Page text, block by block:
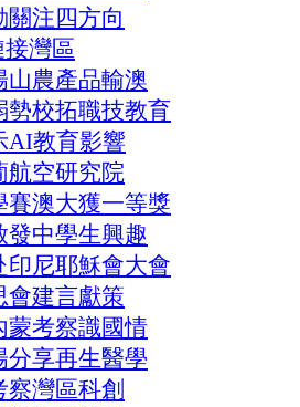
關注四方向
接灣區
山農產品輸澳
勢校拓職技教育
AI教育影響
航空研究院
賽澳大獲一等獎
發中學生興趣
印尼耶穌會大會
會建言獻策
蒙考察識國情
分享再生醫學
灣區科創